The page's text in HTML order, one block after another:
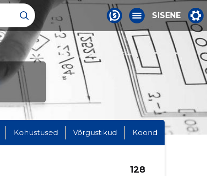
SISENE
Kohustused Võrgustikud Koond
128